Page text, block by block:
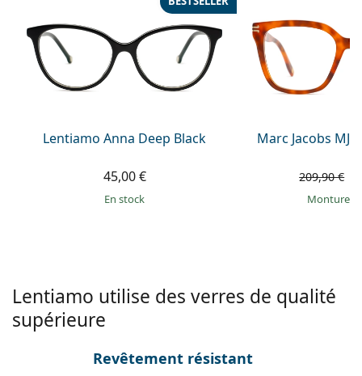
Prada
Toutes les marques
Lentiamo Anna Deep Black
45,00 €
en stock
Marc Jacobs MJ
209,90 €
Monture
Lentiamo utilise des verres de qualité
supérieure
Revêtement résistant